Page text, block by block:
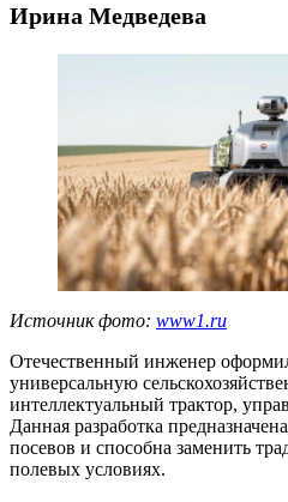
Ирина Медведева
Источник фото: www1.ru
Отечественный инженер
универсальную
интеллектуальный трактор,
Данная разработка
посевов и способна заменить
полевых условиях.